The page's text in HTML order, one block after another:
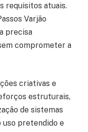
requisitos atuais.
Varjão
precisa
comprometer a
criativas e
estruturais,
de sistemas
uso pretendido e